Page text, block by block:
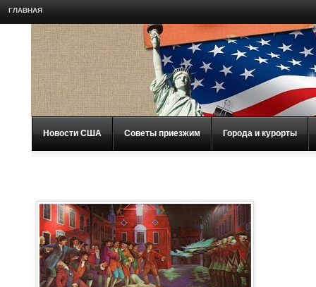
ГЛАВНАЯ
Новости США Советы приезжим Города и курорты